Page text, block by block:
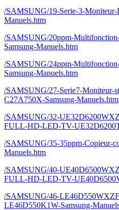
/SAMSUNG/19-Serie-3-
Manuels.htm
/SAMSUNG/20ppm-
Samsung-Manuels.htm
/SAMSUNG/24ppm-
Samsung-Manuels.htm
/SAMSUNG/27-Serie7-Moniteur-
C27A750X-Samsung-Manuels.htm
/SAMSUNG/32-
FULL-HD-LED-TV-
/SAMSUNG/35-35ppm-Copieur-
Manuels.htm
/SAMSUNG/40-
FULL-HD-LED-TV-
/SAMSUNG/46-
LE46D550K1W-Samsung-